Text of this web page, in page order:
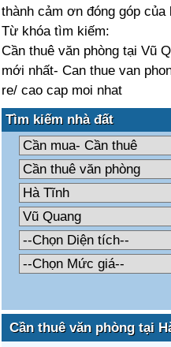
thành cảm ơn đóng góp của
Từ khóa tìm kiếm:
Cần thuê văn phòng tại Vũ
mới nhất- Can thue van
re/ cao cap moi nhat
Tìm kiếm nhà đất
Cần thuê văn phòng tại